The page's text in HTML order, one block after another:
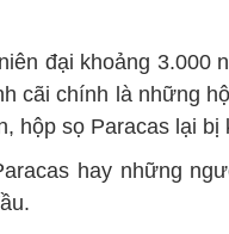
đại khoảng 3.000
cãi chính là những
hộp sọ Paracas lại bị
hay những